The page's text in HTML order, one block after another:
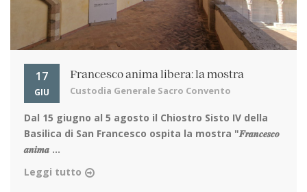
17
GIU
Francesco anima libera: la mostra
Custodia Generale Sacro Convento
Dal 15 giugno al 5 agosto il Chiostro Sisto IV della
Basilica di San Francesco ospita la mostra "𝑭𝒓𝒂𝒏𝒄𝒆𝒔𝒄𝒐
𝒂𝒏𝒊𝒎𝒂 ...
Leggi tutto